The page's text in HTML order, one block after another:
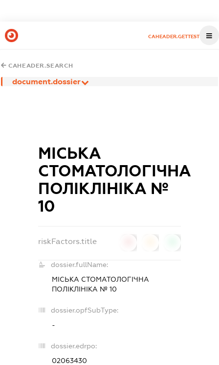
CAHEADER.GETTEST
CAHEADER.SEARCH
document.dossier
МІСЬКА
СТОМАТОЛОГІЧНА
ПОЛІКЛІНІКА №
10
riskFactors.title
dossier.fullName:
МІСЬКА СТОМАТОЛОГІЧНА
ПОЛІКЛІНІКА № 10
dossier.opfSubType:
-
dossier.edrpo:
02063430